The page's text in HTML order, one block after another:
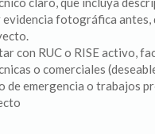
fotográfica antes,
con RUC o RISE activo,
o comerciales
emergencia o trabajos